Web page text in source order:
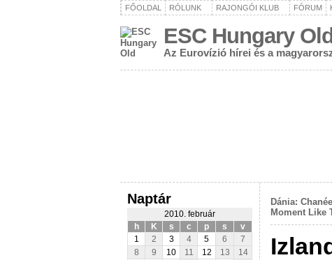
FŐOLDAL RÓLUNK RAJONGÓI KLUB FÓRUM
ESC Hungary Old
Az Eurovízió hírei és a
Naptár
2010. február
h
K s c p s
v
1
2 3 4 5 6
7
8
9 10 11 12 13
14
Dánia:
Moment Like